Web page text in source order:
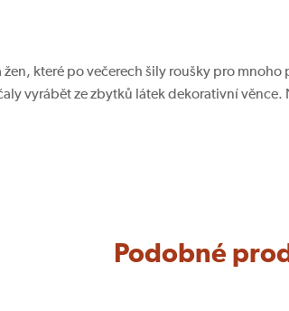
žen, které po večerech šily roušky pro
vyrábět ze zbytků látek dekorativní
Podobné